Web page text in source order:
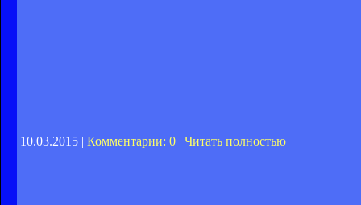
10.03.2015 | Комментарии: 0 | Читать полностью